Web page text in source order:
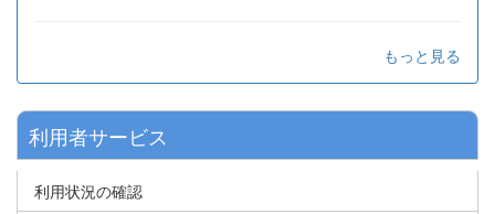
もっと見る
利用者サービス
利用状況の確認